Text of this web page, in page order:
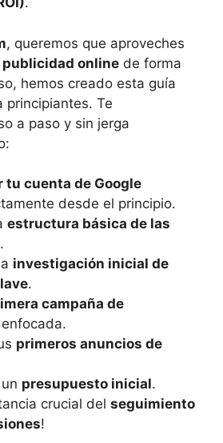
, queremos que aproveches
publicidad online de forma
hemos creado esta guía
principiantes. Te
a paso y sin jerga
tu cuenta de Google
desde el principio.
estructura básica de las
.
investigación inicial de
.
campaña de
enfocada.
primeros anuncios de
presupuesto inicial.
crucial del seguimiento
!